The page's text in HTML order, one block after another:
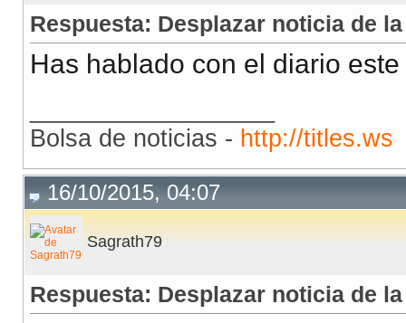
Respuesta: Desplazar noticia de
Has hablado con el diario
Bolsa de noticias - http://titles.ws
16/10/2015, 04:07
Sagrath79
Respuesta: Desplazar noticia de